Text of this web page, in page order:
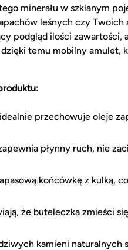
minerału w szklanym
leśnych czy
podgląd ilości zawartości,
dzięki temu mobilny amulet,
przechowuje oleje
płynny ruch, nie
końcówkę z kulką,
że buteleczka zmieści
kamieni naturalnych